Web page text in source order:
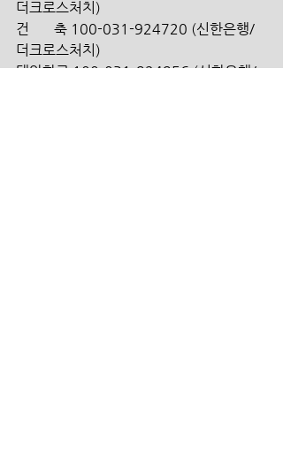
더크로스처치)
건       축 100-031-924720 (신한은행/
더크로스처치)
대안학교 100-031-924956 (신한은행/